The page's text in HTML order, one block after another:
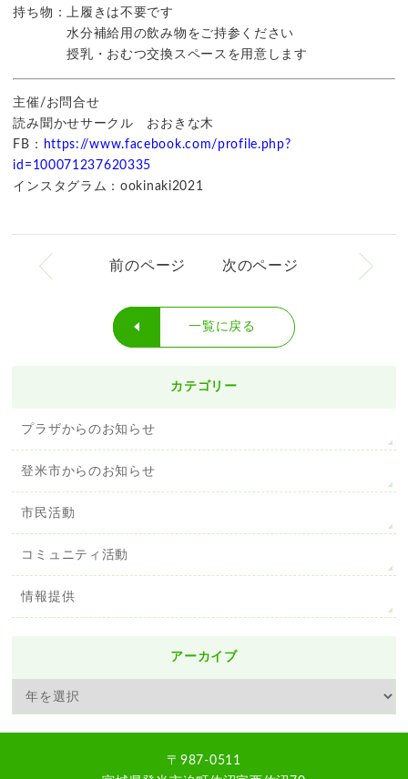
持ち物：上履きは不要です
水分補給用の飲み物をご持参ください
授乳・おむつ交換スペースを用意します
主催/お問合せ
読み聞かせサークル おおきな木
FB：
https://www.facebook.com/profile.php?
id=100071237620335
インスタグラム：ookinaki2021
前のページ 次のページ
一覧に戻る
カテゴリー
プラザからのお知らせ
登米市からのお知らせ
市民活動
コミュニティ活動
情報提供
アーカイブ
〒987-0511